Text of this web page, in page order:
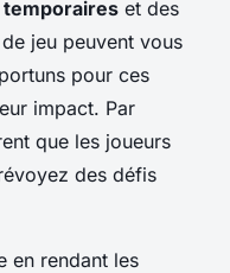
et des
jeu peuvent vous
pour ces
impact. Par
que les joueurs
des défis
en rendant les